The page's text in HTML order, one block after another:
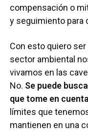
compensación o
y seguimiento para
Con esto quiero
sector ambiental
vivamos en las
No. Se puede
que tome en
límites que
mantienen en una